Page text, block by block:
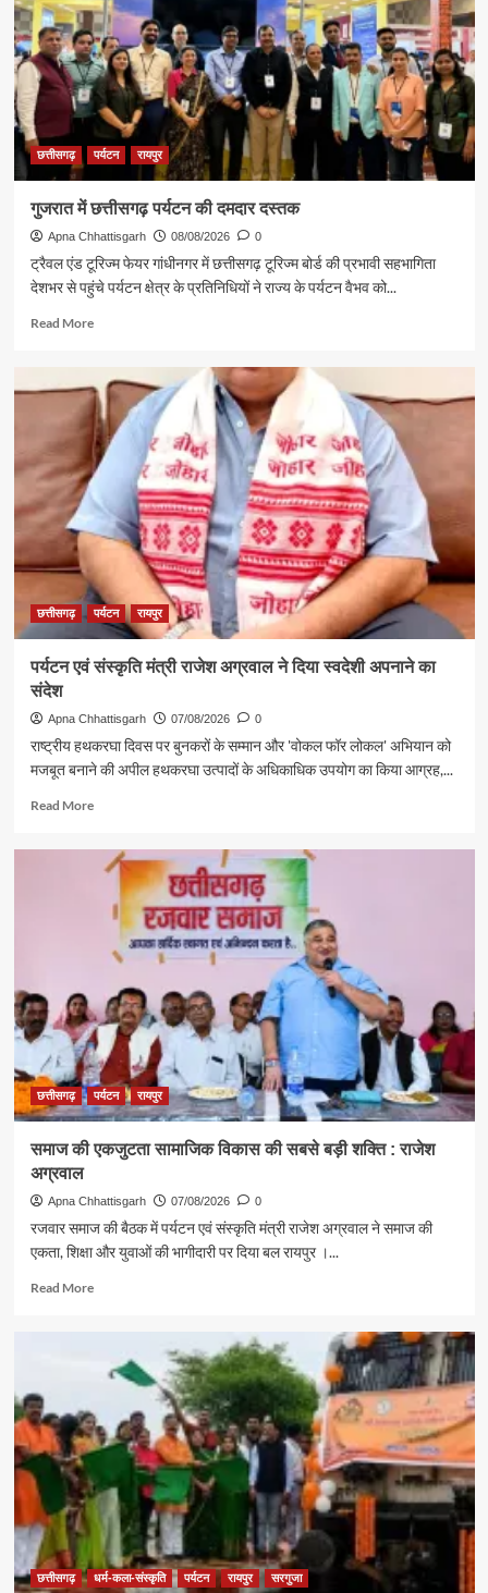
छत्तीसगढ़ पर्यटन रायपुर
गुजरात में छत्तीसगढ़ पर्यटन की दमदार दस्तक
Apna Chhattisgarh 08/08/2026 0
ट्रैवल एंड टूरिज्म फेयर गांधीनगर में छत्तीसगढ़ टूरिज्म बोर्ड की प्रभावी सहभागिता
देशभर से पहुंचे पर्यटन क्षेत्र के प्रतिनिधियों ने राज्य के पर्यटन वैभव को...
Read MoreRead
गुजरात
में
छत्तीसगढ़
पर्यटन
की
दमदार
दस्तक
छत्तीसगढ़ पर्यटन रायपुर
पर्यटन एवं संस्कृति मंत्री राजेश अग्रवाल ने दिया स्वदेशी अपनाने का
संदेश
Apna Chhattisgarh 07/08/2026 0
राष्ट्रीय हथकरघा दिवस पर बुनकरों के सम्मान और 'वोकल फॉर लोकल' अभियान को
मजबूत बनाने की अपील हथकरघा उत्पादों के अधिकाधिक उपयोग का किया आग्रह,...
Read MoreRead
पर्यटन
संस्कृति
राजेश
अग्रवाल
दिया
स्वदेशी
अपनाने
का
संदेश
छत्तीसगढ़ पर्यटन रायपुर
समाज की एकजुटता सामाजिक विकास की सबसे बड़ी शक्ति : राजेश
अग्रवाल
Apna Chhattisgarh 07/08/2026 0
रजवार समाज की बैठक में पर्यटन एवं संस्कृति मंत्री राजेश अग्रवाल ने समाज की
एकता, शिक्षा और युवाओं की भागीदारी पर दिया बल रायपुर ।...
Read MoreRead
एकजुटता
सामाजिक
विकास
की
बड़ी
शक्ति
राजेश
अग्रवाल
छत्तीसगढ़ धर्म-कला-संस्कृति पर्यटन रायपुर सरगुजा